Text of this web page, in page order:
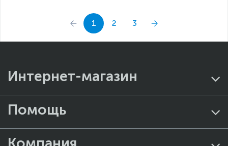
1 2 3
Интернет-магазин
Помощь